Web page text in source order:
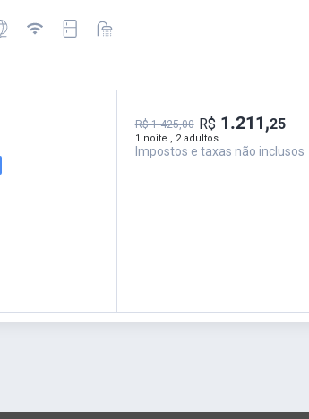
1 noite , 2 adultos
R$ 1.425,00 R$ 1.211,25
Impostos e taxas não inclusos